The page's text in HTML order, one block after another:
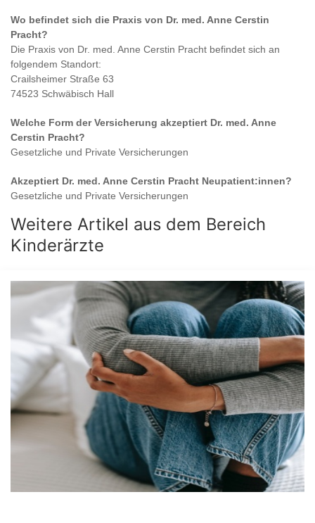
Wo befindet sich die Praxis von Dr. med. Anne Cerstin
Pracht?
Die Praxis von Dr. med. Anne Cerstin Pracht befindet sich an
folgendem Standort:
Crailsheimer Straße 63
74523 Schwäbisch Hall
Welche Form der Versicherung akzeptiert Dr. med. Anne
Cerstin Pracht?
Gesetzliche und Private Versicherungen
Akzeptiert Dr. med. Anne Cerstin Pracht Neupatient:innen?
Gesetzliche und Private Versicherungen
Weitere Artikel aus dem Bereich
Kinderärzte